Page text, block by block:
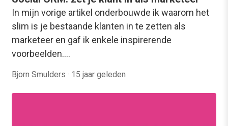
In mijn vorige artikel onderbouwde ik waarom het
slim is je bestaande klanten in te zetten als
marketeer en gaf ik enkele inspirerende
voorbeelden.…
Bjorn Smulders · 15 jaar geleden